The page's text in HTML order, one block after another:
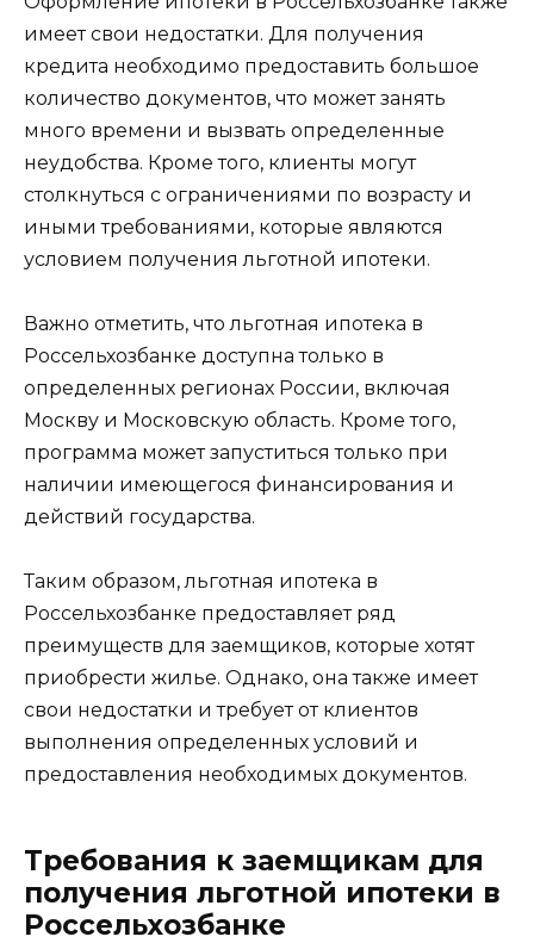
имеет свои недостатки. Для получения
кредита необходимо предоставить большое
количество документов, что может занять
много времени и вызвать определенные
неудобства. Кроме того, клиенты могут
столкнуться с ограничениями по возрасту и
иными требованиями, которые являются
условием получения льготной ипотеки.
Важно отметить, что льготная ипотека в
Россельхозбанке доступна только в
определенных регионах России, включая
Москву и Московскую область. Кроме того,
программа может запуститься только при
наличии имеющегося финансирования и
действий государства.
Таким образом, льготная ипотека в
Россельхозбанке предоставляет ряд
преимуществ для заемщиков, которые хотят
приобрести жилье. Однако, она также имеет
свои недостатки и требует от клиентов
выполнения определенных условий и
предоставления необходимых документов.
Требования к заемщикам для
получения льготной ипотеки в
Россельхозбанке